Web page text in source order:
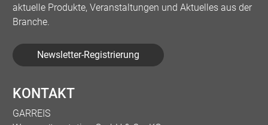
aktuelle Produkte, Veranstaltungen und Aktuelles aus der
Branche.
Newsletter-Registrierung
KONTAKT
GARREIS